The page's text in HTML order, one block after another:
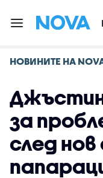
НОВИНИТЕ НА
Джъстин
за
след нов